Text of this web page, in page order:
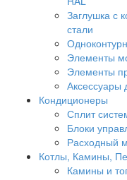
Заглушка с
стали
Элементы
Элементы
Аксессуары
Кондиционеры
Сплит
Блоки
Расходный
Котлы, Камины,
Камины и